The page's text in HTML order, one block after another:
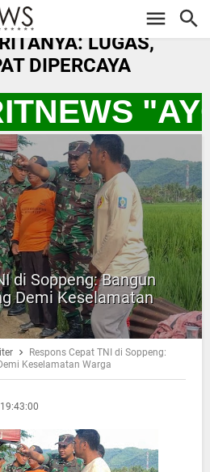
LUGAS,
DIPERCAYA
di Soppeng: Bangun
Demi Keselamatan
Respons Cepat TNI di Soppeng:
Keselamatan Warga
19:43:00